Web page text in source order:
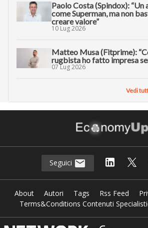
Paolo Costa (Spindox): “Un
come Superman, ma non
creare valore”
10 Lug 2026
Matteo Musa (Fitprime):
rugbista ho fatto impresa
07 Lug 2026
Vedi
Seguici
About Autori Tags Rss Feed
Terms&Conditions Contenuti